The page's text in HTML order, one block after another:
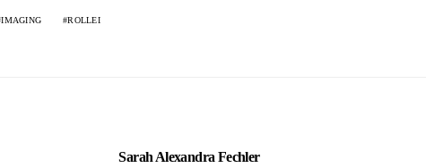
IMAGING ROLLEI
Sarah Alexandra Fechler